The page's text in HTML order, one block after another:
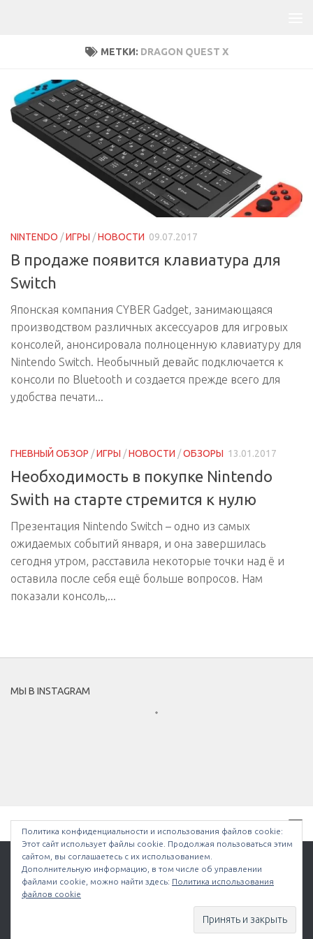
МЕТКИ: DRAGON QUEST X
NINTENDO /ИГРЫ /НОВОСТИ 09.07.2017
В продаже появится клавиатура для
Switch
Японская компания CYBER Gadget, занимающаяся
производством различных аксессуаров для игровых
консолей, анонсировала полноценную клавиатуру для
Nintendo Switch. Необычный девайс подключается к
консоли по Bluetooth и создается прежде всего для
удобства печати...
ГНЕВНЫЙ ОБЗОР /ИГРЫ /НОВОСТИ /ОБЗОРЫ 13.01.2017
Необходимость в покупке Nintendo
Swith на старте стремится к нулю
Презентация Nintendo Switch – одно из самых
ожидаемых событий января, и она завершилась
сегодня утром, расставила некоторые точки над ё и
оставила после себя ещё больше вопросов. Нам
показали консоль,...
МЫ В INSTAGRAM
Bullethell.ru © 2026. Все права защищены.
Политика конфиденциальности и использования файлов сookie:
Этот сайт использует файлы cookie. Продолжая пользоваться этим
сайтом, вы соглашаетесь с их использованием.
Дополнительную информацию, в том числе об управлении
файлами cookie, можно найти здесь: Политика использования
файлов cookie